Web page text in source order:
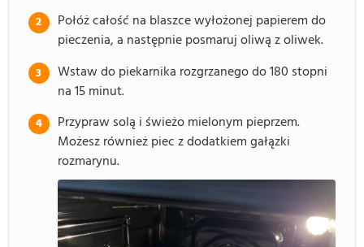
Połóż całość na blaszce wyłożonej papierem do
pieczenia, a następnie posmaruj oliwą z oliwek.
Wstaw do piekarnika rozgrzanego do 180 stopni
na 15 minut.
Przypraw solą i świeżo mielonym pieprzem.
Możesz również piec z dodatkiem gałązki
rozmarynu.